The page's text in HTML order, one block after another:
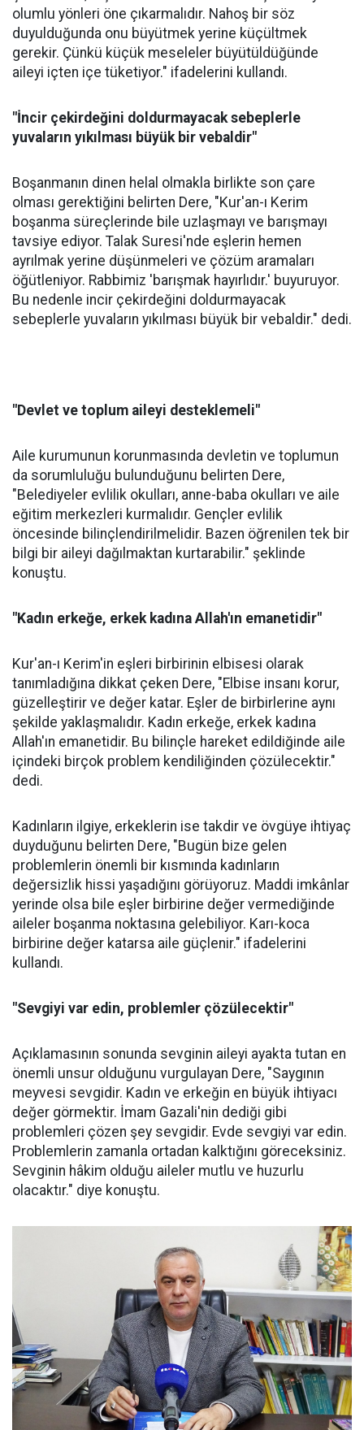
olumlu yönleri öne çıkarmalıdır. Nahoş bir söz
duyulduğunda onu büyütmek yerine küçültmek
gerekir. Çünkü küçük meseleler büyütüldüğünde
aileyi içten içe tüketiyor." ifadelerini kullandı.
"İncir çekirdeğini doldurmayacak sebeplerle
yuvaların yıkılması büyük bir vebaldir"
Boşanmanın dinen helal olmakla birlikte son çare
olması gerektiğini belirten Dere, "Kur'an-ı Kerim
boşanma süreçlerinde bile uzlaşmayı ve barışmayı
tavsiye ediyor. Talak Suresi'nde eşlerin hemen
ayrılmak yerine düşünmeleri ve çözüm aramaları
öğütleniyor. Rabbimiz 'barışmak hayırlıdır.' buyuruyor.
Bu nedenle incir çekirdeğini doldurmayacak
sebeplerle yuvaların yıkılması büyük bir vebaldir." dedi.
"Devlet ve toplum aileyi desteklemeli"
Aile kurumunun korunmasında devletin ve toplumun
da sorumluluğu bulunduğunu belirten Dere,
"Belediyeler evlilik okulları, anne-baba okulları ve aile
eğitim merkezleri kurmalıdır. Gençler evlilik
öncesinde bilinçlendirilmelidir. Bazen öğrenilen tek bir
bilgi bir aileyi dağılmaktan kurtarabilir." şeklinde
konuştu.
"Kadın erkeğe, erkek kadına Allah'ın emanetidir"
Kur'an-ı Kerim'in eşleri birbirinin elbisesi olarak
tanımladığına dikkat çeken Dere, "Elbise insanı korur,
güzelleştirir ve değer katar. Eşler de birbirlerine aynı
şekilde yaklaşmalıdır. Kadın erkeğe, erkek kadına
Allah'ın emanetidir. Bu bilinçle hareket edildiğinde aile
içindeki birçok problem kendiliğinden çözülecektir."
dedi.
Kadınların ilgiye, erkeklerin ise takdir ve övgüye ihtiyaç
duyduğunu belirten Dere, "Bugün bize gelen
problemlerin önemli bir kısmında kadınların
değersizlik hissi yaşadığını görüyoruz. Maddi imkânlar
yerinde olsa bile eşler birbirine değer vermediğinde
aileler boşanma noktasına gelebiliyor. Karı-koca
birbirine değer katarsa aile güçlenir." ifadelerini
kullandı.
"Sevgiyi var edin, problemler çözülecektir"
Açıklamasının sonunda sevginin aileyi ayakta tutan en
önemli unsur olduğunu vurgulayan Dere, "Saygının
meyvesi sevgidir. Kadın ve erkeğin en büyük ihtiyacı
değer görmektir. İmam Gazali'nin dediği gibi
problemleri çözen şey sevgidir. Evde sevgiyi var edin.
Problemlerin zamanla ortadan kalktığını göreceksiniz.
Sevginin hâkim olduğu aileler mutlu ve huzurlu
olacaktır." diye konuştu.